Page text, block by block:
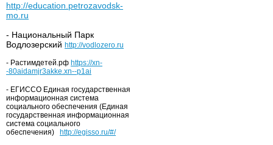
http://education.petrozavodsk-
mo.ru
- Национальный Парк
Водлозерский http://vodlozero.ru
- Растимдетей.рф https://xn-
-80aidamjr3akke.xn--p1ai
- ЕГИССО Единая государственная
информационная система
социального обеспечения (Единая
государственная информационная
система социального
обеспечения)
http://egisso.ru/#/